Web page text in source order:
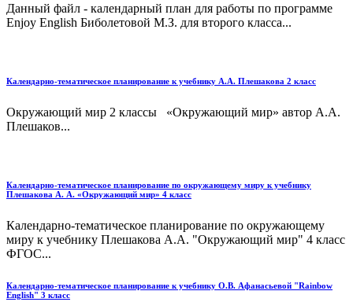
Данный файл - календарный план для работы по программе
Enjoy English Биболетовой М.З. для второго класса...
Календарно-тематическое планирование к учебнику А.А. Плешакова 2 класс
Окружающий мир 2 классы «Окружающий мир» автор А.А.
Плешаков...
Календарно-тематическое планирование по окружающему миру к учебнику
Плешакова А. А. «Окружающий мир» 4 класс
Календарно-тематическое планирование по окружающему
миру к учебнику Плешакова А.А. "Окружающий мир" 4 класс
ФГОС...
Календарно-тематическое планирование к учебнику О.В. Афанасьевой "Rainbow
English" 3 класс